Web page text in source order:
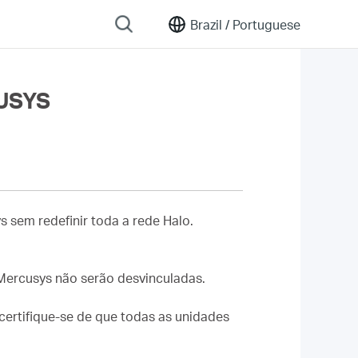
Brazil / Portuguese
sem redefinir toda a rede Halo.
não serão desvinculadas.
se de que todas as unidades